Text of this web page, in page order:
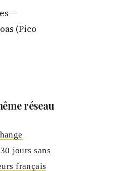
—
(Pico
réseau
jours sans
français